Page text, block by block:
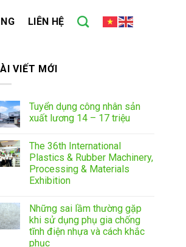
LIÊN HỆ
VIẾT MỚI
Tuyển dụng công nhân sản
xuất lương 14 – 17 triệu
The 36th International
Plastics & Rubber Machinery,
Processing & Materials
Exhibition
Những sai lầm thường gặp
khi sử dụng phụ gia chống
tĩnh điện nhựa và cách khắc
phục